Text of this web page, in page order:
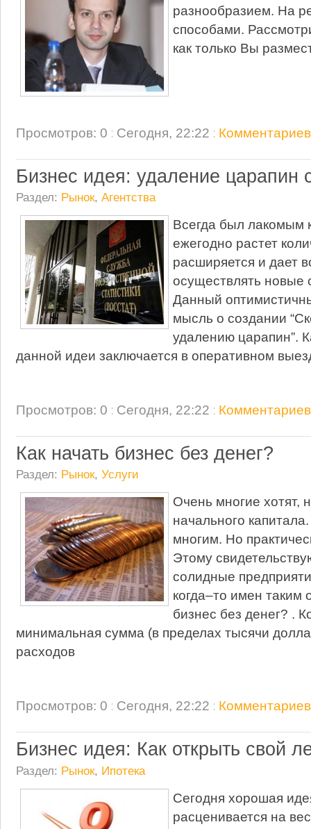
разнообразием. На
способами.
как только Вы
Просмотров: 0 : Сегодня, 22:22 :
Бизнес идея: удаление царапин
Раздел: Рынок, Агентства
Всегда был лакомым
ежегодно растет
расширяется и дает
осуществлять новые
Данный
мысль о создании
удалению царапин”.
данной идеи заключается в оперативном
Просмотров: 0 : Сегодня, 22:22 :
Как начать бизнес без денег?
Раздел: Рынок, Услуги
Очень многие хотят,
начального
многим. Но
Этому
солидные
когда–то имен
бизнес без денег? .
минимальная сумма (в пределах тысячи
расходов
Просмотров: 0 : Сегодня, 22:22 :
Бизнес идея: Как открыть свой
Раздел: Рынок, Ипотека
Сегодня хорошая
расценивается на